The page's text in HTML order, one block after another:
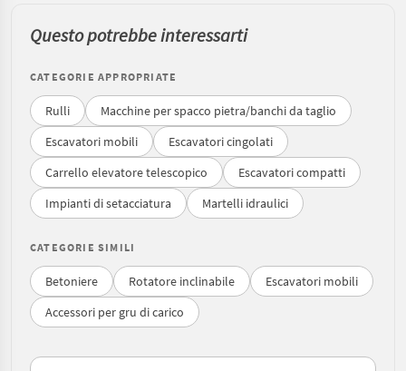
Questo potrebbe interessarti
CATEGORIE APPROPRIATE
Rulli
Macchine per spacco pietra/banchi da taglio
Escavatori mobili
Escavatori cingolati
Carrello elevatore telescopico
Escavatori compatti
Impianti di setacciatura
Martelli idraulici
CATEGORIE SIMILI
Betoniere Rotatore inclinabile
Escavatori mobili
Accessori per gru di carico